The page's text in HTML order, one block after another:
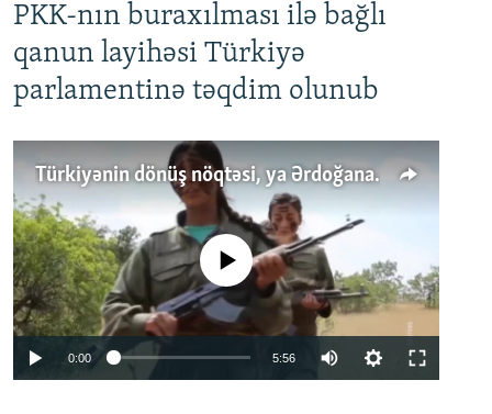
PKK-nın buraxılması ilə bağlı
qanun layihəsi Türkiyə
parlamentinə təqdim olunub
Türkiyənin dönüş nöqtəsi, ya Ərdoğana üçüncü şans: PKK ilə qəfil barışıq nə deməkdir?
No media source currently available
0:00 5:56